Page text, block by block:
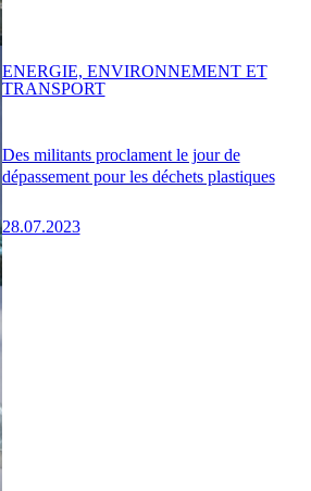
Des militants proclament le jour de
dépassement pour les déchets plastiques
28.07.2023
ENERGIE, ENVIRONNEMENT ET
TRANSPORT